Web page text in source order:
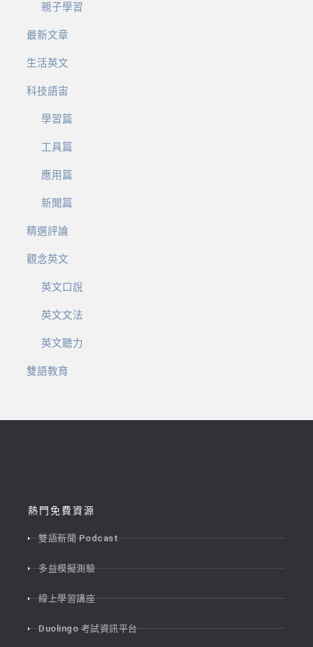
親子學習
最新文章
生活英文
科技語宙
學習篇
工具篇
應用篇
新聞篇
精選評論
觀念英文
英文口說
英文文法
英文聽力
雙語教育
熱門免費資源
雙語新聞 Podcast
多益模擬測驗
線上學習講座
Duolingo 考試資訊平台